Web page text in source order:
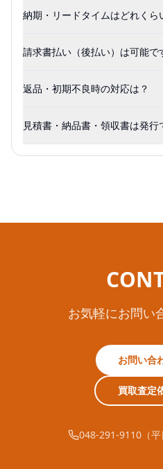
納期・リードタイムはどれくら
請求書払い（後払い）は可能で
返品・初期不良時の対応は？
見積書・納品書・領収書は発行
お気軽にお問い
お問い合
買取査定
048-291-9110（平